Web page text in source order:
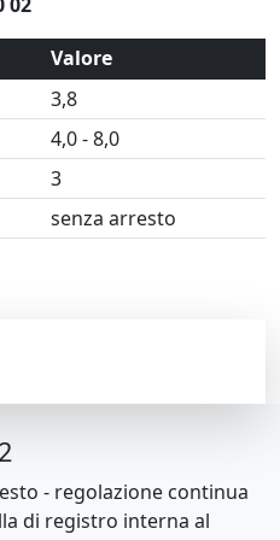
02
Valore
3,8
4,0 - 8,0
3
senza arresto
- regolazione continua
di registro interna al